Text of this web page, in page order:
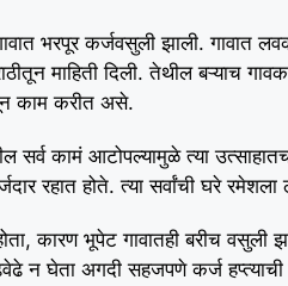
भरपूर कर्जवसुली झाली. गावात
माहिती दिली. तेथील बऱ्याच
काम करीत असे.
सर्व कामं आटोपल्यामुळे त्या
रहात होते. त्या सर्वांची घरे रमेशला
कारण भूपेट गावातही बरीच
न घेता अगदी सहजपणे कर्ज